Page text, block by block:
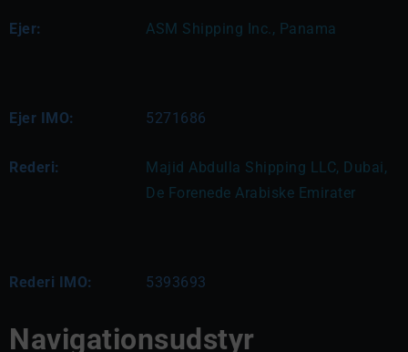
Ejer: ASM Shipping Inc., Panama
Ejer IMO: 5271686
Rederi:
De Forenede Arabiske Emirater
Rederi IMO: 5393693
Navigationsudstyr